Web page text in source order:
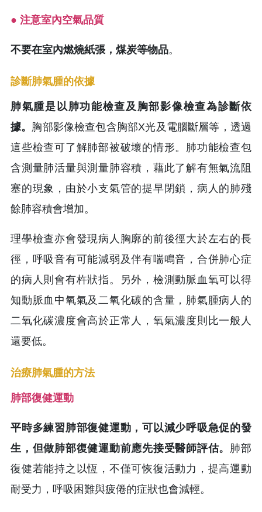
● 注意室內空氣品質
不要在室內燃燒紙張，煤炭等物品。
診斷肺氣腫的依據
肺氣腫是以肺功能檢查及胸部影像檢查為診斷依
據。 胸部影像檢查包含胸部X光及電腦斷層等，透過
這些檢查可了解肺部被破壞的情形。肺功能檢查包
含測量肺活量與測量肺容積，藉此了解有無氣流阻
塞的現象，由於小支氣管的提早閉鎖，病人的肺殘
餘肺容積會增加。
理學檢查亦會發現病人胸廓的前後徑大於左右的長
徑，呼吸音有可能減弱及伴有喘鳴音，合併肺心症
的病人則會有杵狀指。另外，檢測動脈血氧可以得
知動脈血中氧氣及二氧化碳的含量，肺氣腫病人的
二氧化碳濃度會高於正常人，氧氣濃度則比一般人
還要低。
治療肺氣腫的方法
肺部復健運動
平時多練習肺部復健運動，可以減少呼吸急促的發
生，但做肺部復健運動前應先接受醫師評估。
肺部
復健若能持之以恆，不僅可恢復活動力，提高運動
耐受力，呼吸困難與疲倦的症狀也會減輕。